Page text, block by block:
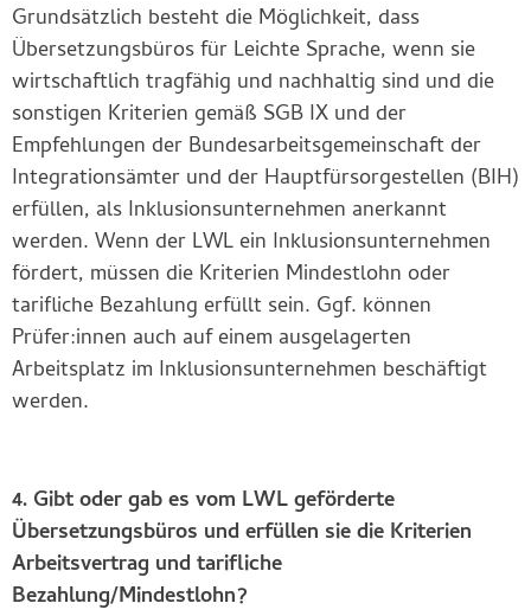
Grundsätzlich besteht die Möglichkeit, dass
Übersetzungsbüros für Leichte Sprache, wenn sie
wirtschaftlich tragfähig und nachhaltig sind und die
sonstigen Kriterien gemäß SGB IX und der
Empfehlungen der Bundesarbeitsgemeinschaft der
Integrationsämter und der Hauptfürsorgestellen (BIH)
erfüllen, als Inklusionsunternehmen anerkannt
werden. Wenn der LWL ein Inklusionsunternehmen
fördert, müssen die Kriterien Mindestlohn oder
tarifliche Bezahlung erfüllt sein. Ggf. können
Prüfer:innen auch auf einem ausgelagerten
Arbeitsplatz im Inklusionsunternehmen beschäftigt
werden.
4. Gibt oder gab es vom LWL geförderte
Übersetzungsbüros und erfüllen sie die Kriterien
Arbeitsvertrag und tarifliche
Bezahlung/Mindestlohn?